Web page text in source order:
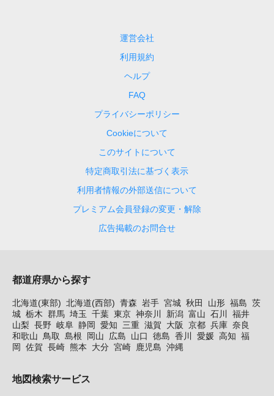
運営会社
利用規約
ヘルプ
FAQ
プライバシーポリシー
Cookieについて
このサイトについて
特定商取引法に基づく表示
利用者情報の外部送信について
プレミアム会員登録の変更・解除
広告掲載のお問合せ
都道府県から探す
北海道(東部) 北海道(西部) 青森 岩手 宮城 秋田 山形 福島 茨
城 栃木 群馬 埼玉 千葉 東京 神奈川 新潟 富山 石川
福井
山梨 長野 岐阜 静岡 愛知 三重 滋賀 大阪 京都 兵庫 奈良
和歌山
鳥取 島根 岡山 広島 山口 徳島 香川 愛媛 高知 福
岡 佐賀 長崎 熊本 大分 宮崎 鹿児島 沖縄
地図検索サービス